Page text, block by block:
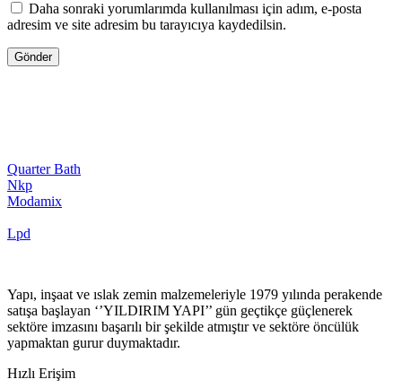
Daha sonraki yorumlarımda kullanılması için adım, e-posta
adresim ve site adresim bu tarayıcıya kaydedilsin.
Quarter Bath
Nkp
Modamix
Lpd
Yapı, inşaat ve ıslak zemin malzemeleriyle 1979 yılında perakende
satışa başlayan ‘’YILDIRIM YAPI’’ gün geçtikçe güçlenerek
sektöre imzasını başarılı bir şekilde atmıştır ve sektöre öncülük
yapmaktan gurur duymaktadır.
Hızlı Erişim